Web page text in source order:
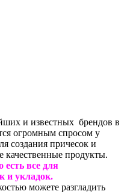
и известных брендов в
огромным спросом у
создания причесок и
качественные продукты.
есть все для
и укладок.
можете разгладить